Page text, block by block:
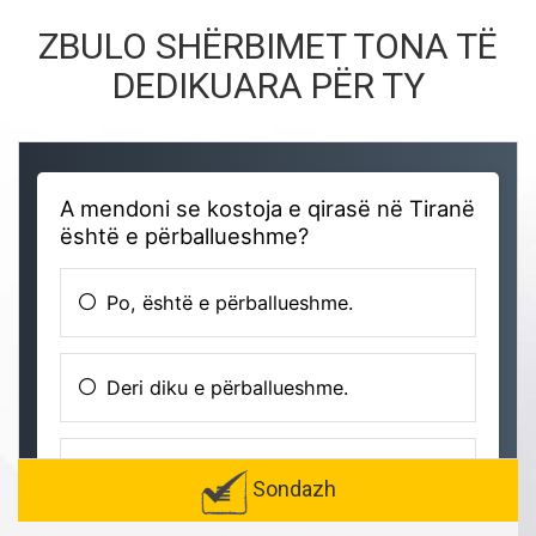
ZBULO SHËRBIMET TONA TË
DEDIKUARA PËR TY
Sondazh